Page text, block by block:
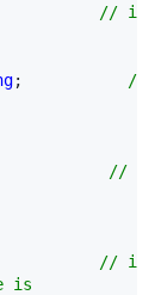
//
;
//
//
//